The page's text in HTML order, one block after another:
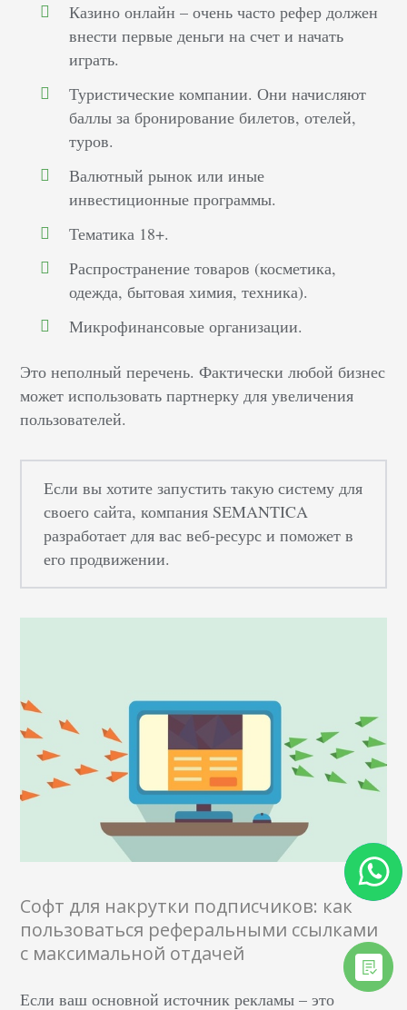
Казино онлайн – очень часто рефер должен
внести первые деньги на счет и начать
играть.
Туристические компании. Они начисляют
баллы за бронирование билетов, отелей,
туров.
Валютный рынок или иные
инвестиционные программы.
Тематика 18+.
Распространение товаров (косметика,
одежда, бытовая химия, техника).
Микрофинансовые организации.
Это неполный перечень. Фактически любой бизнес
может использовать партнерку для увеличения
пользователей.
Если вы хотите запустить такую систему для
своего сайта, компания SEMANTICA
разработает для вас веб-ресурс и поможет в
его продвижении.
Софт для накрутки подписчиков: как
пользоваться реферальными ссылками
с максимальной отдачей
Если ваш основной источник рекламы – это